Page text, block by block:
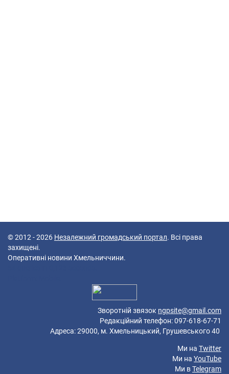
© 2012 - 2026 Незалежний громадський портал. Всі права
захищені.
Оперативні новини Хмельниччини.
Зворотній звязок ngpsite@gmail.com
Редакційний телефон: 097-618-67-71
Адреса: 29000, м. Хмельницький, Грушевського 40
Ми на Twitter
Ми на YouTube
Ми вTelegram